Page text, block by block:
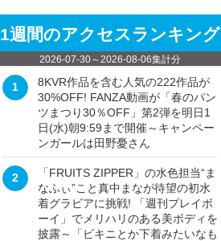
1週間のアクセスランキング
2026-07-30～2026-08-06集計分
1
8KVR作品を含む人気の222作品が
30%OFF! FANZA動画が「春のパン
ツまつり30％OFF」第2弾を明日1
日(水)朝9:59まで開催～キャンペー
ンガールは田野憂さん
2
「FRUITS ZIPPER」の水色担当“ま
なふぃ”こと真中まなが待望の初水
着グラビアに挑戦! 「週刊プレイボ
ーイ」でメリハリのある美ボディを
披露～「ビキニとか下着みたいなも